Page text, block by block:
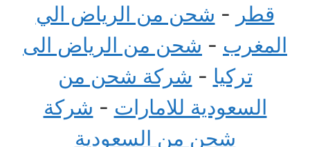
قطر - شحن من الرياض الي
المغرب - شحن من الرياض الى
تركيا - شركة شحن من
السعودية للامارات - شركة
شحن من السعودية